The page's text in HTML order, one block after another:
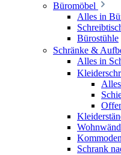
Büromöbel
Alles in
Bürostühle
Schränke &
Alles in
Kommoden
Schrank